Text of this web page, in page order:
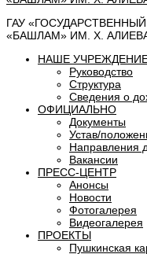
ГАУ
«БАШЛАМ» ИМ. Х.
НАШЕ
Руководство
Структура
Сведения о
ОФИЦИАЛЬНО
Документы
Устав/
Направления
Вакансии
ПРЕСС-ЦЕНТР
Анонсы
Новости
Фотогалерея
Видеогалерея
ПРОЕКТЫ
Пушкинская